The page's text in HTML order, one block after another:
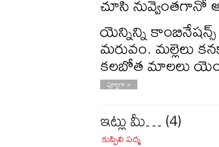
యెన్నిన్ని
మరువం. మల్లెలు
కలబోత మాలలు
పూర్తిగా »
ఇట్లు మీ… (4)
-కుప్పిలి పద్మ